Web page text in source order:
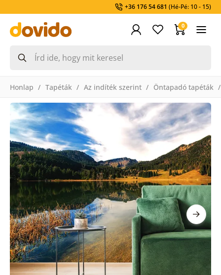
+36 176 54 681 (Hé-Pé: 10 - 15)
0
Honlap Tapéták Az indíték szerint Öntapadó tapéták